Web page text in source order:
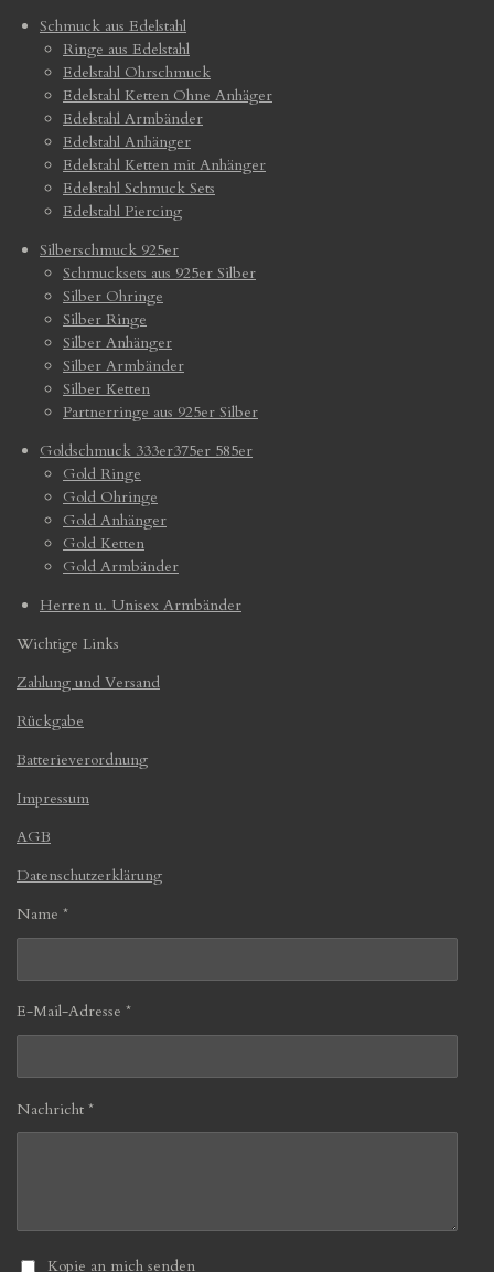
Schmuck aus Edelstahl
Ringe aus Edelstahl
Edelstahl Ohrschmuck
Edelstahl Ketten Ohne Anhäger
Edelstahl Armbänder
Edelstahl Anhänger
Edelstahl Ketten mit Anhänger
Edelstahl Schmuck Sets
Edelstahl Piercing
Silberschmuck 925er
Schmucksets aus 925er Silber
Silber Ohringe
Silber Ringe
Silber Anhänger
Silber Armbänder
Silber Ketten
Partnerringe aus 925er Silber
Goldschmuck 333er375er 585er
Gold Ringe
Gold Ohringe
Gold Anhänger
Gold Ketten
Gold Armbänder
Herren u. Unisex Armbänder
Wichtige Links
Zahlung und Versand
Rückgabe
Batterieverordnung
Impressum
AGB
Datenschutzerklärung
Name *
E-Mail-Adresse *
Nachricht *
Kopie an mich senden